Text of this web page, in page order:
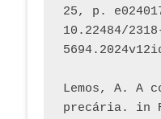
25, p.
10.22484/
Lemos, A. A
precária. in